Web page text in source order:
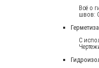
Всё о
швов:
С